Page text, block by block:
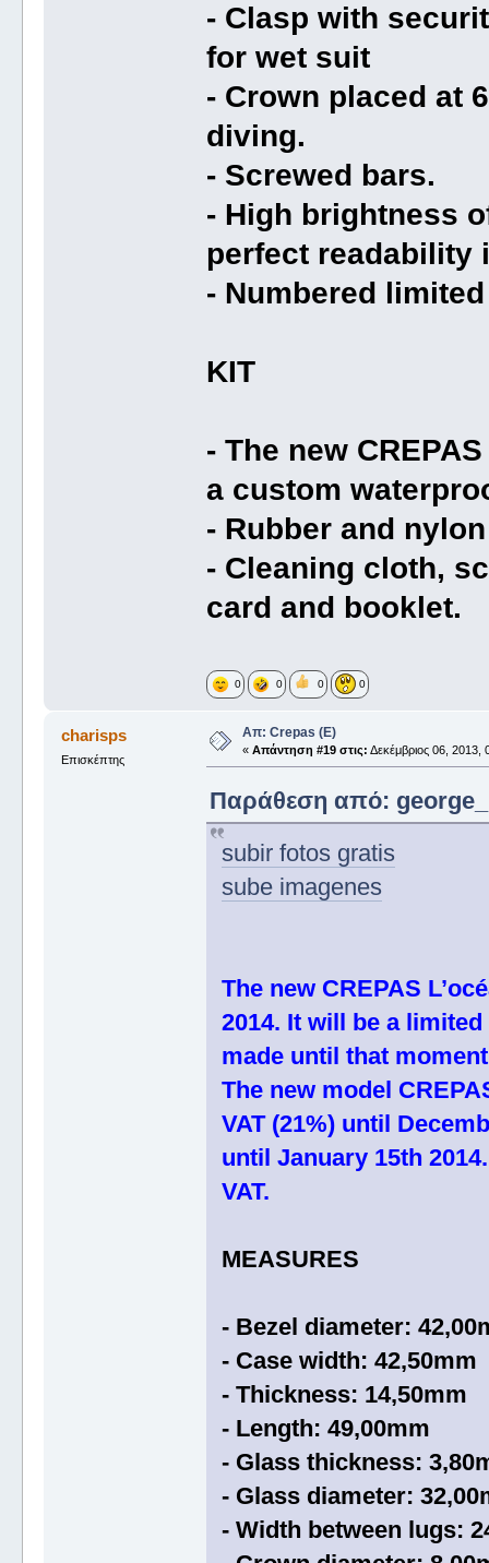
- Clasp with
for wet suit
- Crown placed at
diving.
- Screwed bars.
- High brightness
perfect readability
- Numbered
KIT
- The new
a custom
- Rubber and
- Cleaning cloth,
card and booklet.
0 0 0 0
charisps
Επισκέπτης
Απ: Crepas (E)
« Απάντηση #19 στις: Δεκέμβριος 06, 2013,
Παράθεση από: george_
subir fotos gratis
sube imagenes
The new CREPAS
2014. It will be a
made until that
The new model
VAT (21%) until
until January 15th
VAT.
MEASURES
- Bezel diameter:
- Case width: 42,50mm
- Thickness: 14,50mm
- Length: 49,00mm
- Glass thickness:
- Glass diameter:
- Width between lugs: